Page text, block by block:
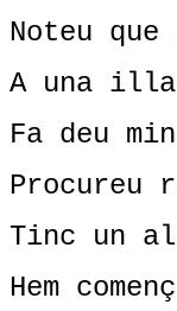
Noteu
A una
Fa deu
Procureu
Tinc un
Hem